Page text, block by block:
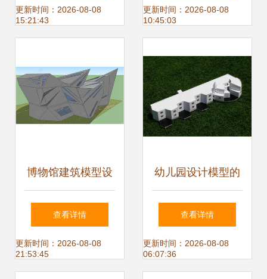
用电器为核心的世
信息库视角
更新时间：2026-08-08
15:21:43
范线亮相
更新时间：2026-08-08
10:45:03
博物馆建筑模型设
计要点与模型下载
指南
查看详情
更新时间：2026-08-08
21:53:45
幼儿园设计模型的
构建方法与核心要
素
查看详情
更新时间：2026-08-08
06:07:36